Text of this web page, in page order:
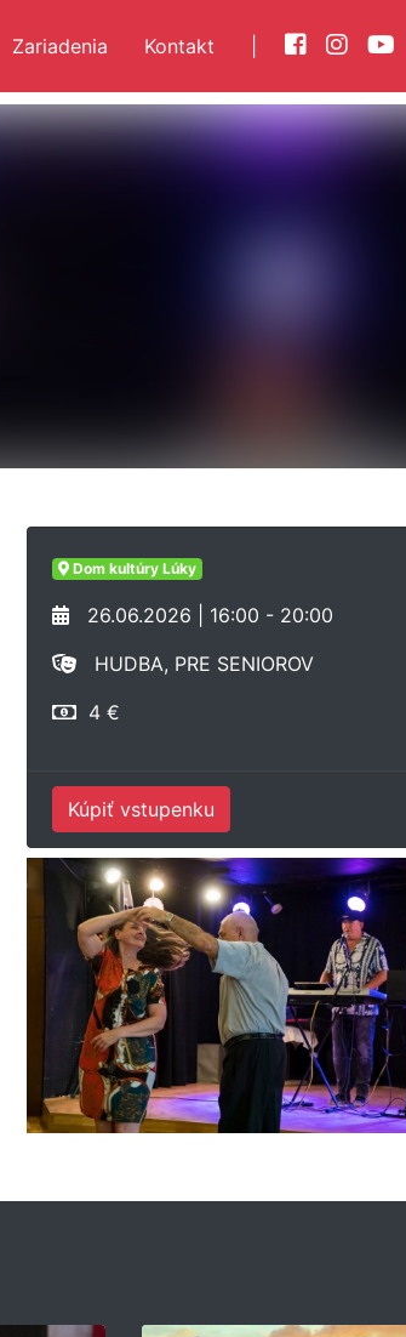
Zariadenia Kontakt
Dom kultúry Lúky
26.06.2026 | 16:00 - 20:00
HUDBA, PRE SENIOROV
4 €
Kúpiť vstupenku